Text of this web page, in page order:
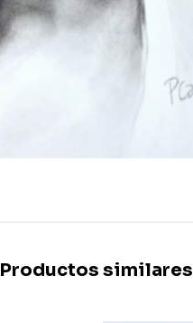
Productos similares